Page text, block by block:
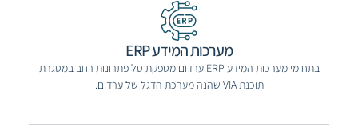
מערכות המידע ERP
בתחומי מערכות המידע ERP ערדום מספקת סל פתרונות רחב במסגרת
תוכנת VIA שהנה מערכת הדגל של ערדום.